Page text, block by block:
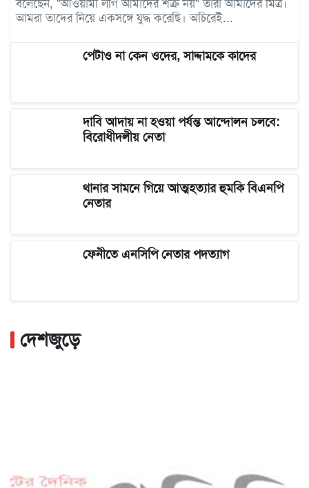
বলেছেন, "আওয়ামী লীগ আমাদের শত্রু নয়" তারা আমাদের মিত্র।
আমরা তাদের নিয়ে একসঙ্গে যুদ্ধ করেছি। অচিরেই...
পেটাও না কেন ওদের, সাদ্দামকে কাদের
দাবি আদায় না হওয়া পর্যন্ত আন্দোলন চলবে:
বিরোধীদলীয় নেতা
থানার সামনে গিয়ে আত্মহত্যার হুমকি বিএনপি
নেতার
ফেনীতে এনসিপি নেতার পদত্যাগ
দেশজুড়ে